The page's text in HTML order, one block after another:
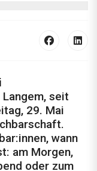
seit
29. Mai
wann
am Morgen,
oder zum